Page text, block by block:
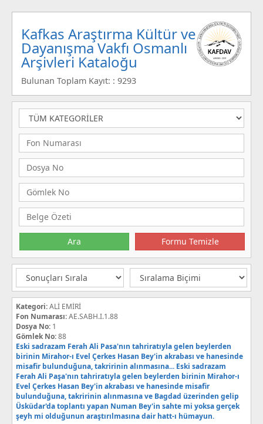
Kafkas Araştırma Kültür ve
Dayanışma Vakfı Osmanlı
Arşivleri Kataloğu
Bulunan Toplam Kayıt: : 9293
Kategori:ALİ EMİRİ
Fon Numarası:AE.SABH.I.1.88
Dosya No: 1
Gömlek No:88
Eski sadrazam Ferah Ali Pasa'nın tahriratıyla gelen beylerden
birinin Mirahor-ı Evel Çerkes Hasan Bey'in akrabası ve hanesinde
misafir bulunduğuna, takririnin alınmasına... Eski sadrazam
Ferah Ali Paşa'nın tahriratıyla gelen beylerden birinin Mirahor-ı
Evel Çerkes Hasan Bey'in akrabası ve hanesinde misafir
bulunduğuna, takririnin alınmasına ve Bagdad üzerinden gelip
Üsküdar'da toplantı yapan Numan Bey'in sahte mi yoksa gerçek
şeyh mi olduğunun araştırılmasına dair hatt-ı hümayun.